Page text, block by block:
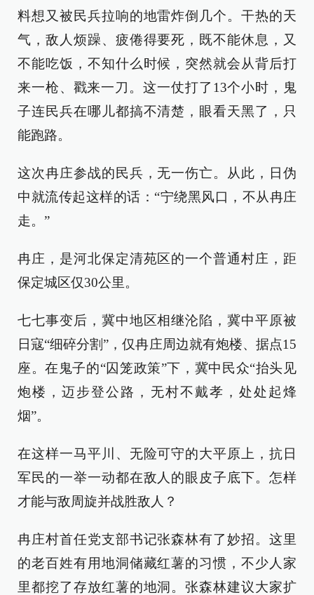
料想又被民兵拉响的地雷炸倒几个。干热的天
气，敌人烦躁、疲倦得要死，既不能休息，又
不能吃饭，不知什么时候，突然就会从背后打
来一枪、戳来一刀。这一仗打了13个小时，鬼
子连民兵在哪儿都搞不清楚，眼看天黑了，只
能跑路。
这次冉庄参战的民兵，无一伤亡。从此，日伪
中就流传起这样的话：“宁绕黑风口，不从冉庄
走。”
冉庄，是河北保定清苑区的一个普通村庄，距
保定城区仅30公里。
七七事变后，冀中地区相继沦陷，冀中平原被
日寇“细碎分割”，仅冉庄周边就有炮楼、据点15
座。在鬼子的“囚笼政策”下，冀中民众“抬头见
炮楼，迈步登公路，无村不戴孝，处处起烽
烟”。
在这样一马平川、无险可守的大平原上，抗日
军民的一举一动都在敌人的眼皮子底下。怎样
才能与敌周旋并战胜敌人？
冉庄村首任党支部书记张森林有了妙招。这里
的老百姓有用地洞储藏红薯的习惯，不少人家
里都挖了存放红薯的地洞。张森林建议大家扩